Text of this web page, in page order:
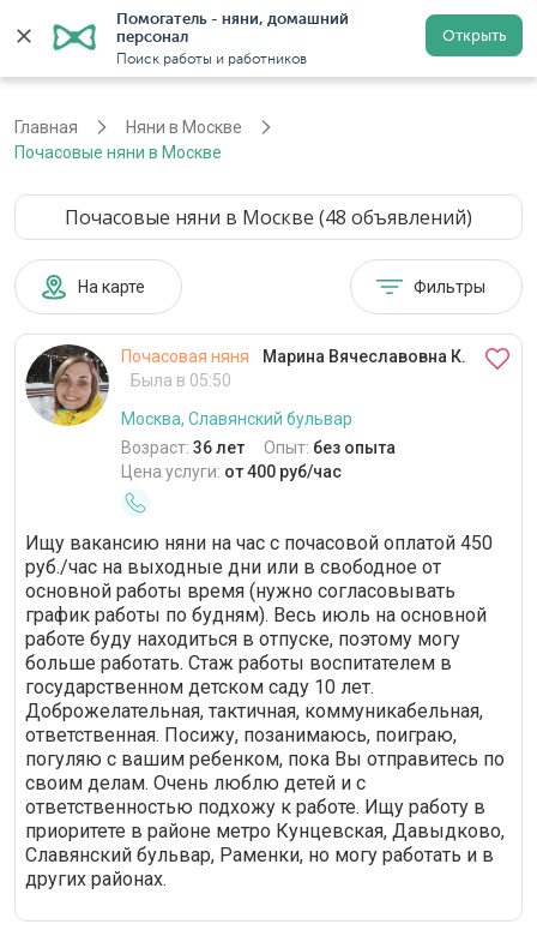
Помогатель - няни, домашний
персонал
Поиск работы и работников
Открыть
Регистрация
Главная
Няни в Москве
Почасовые няни в Москве
Почасовые няни в Москве (48 объявлений)
На карте Фильтры
Почасовая няня
Марина Вячеславовна К.
Была в 05:50
Москва, Славянский бульвар
Возраст: 36 лет Опыт: без опыта
Цена услуги: от 400 руб/час
Ищу вакансию няни на час с почасовой оплатой 450
руб./час на выходные дни или в свободное от
основной работы время (нужно согласовывать
график работы по будням). Весь июль на основной
работе буду находиться в отпуске, поэтому могу
больше работать. Стаж работы воспитателем в
государственном детском саду 10 лет.
Доброжелательная, тактичная, коммуникабельная,
ответственная. Посижу, позанимаюсь, поиграю,
погуляю с вашим ребенком, пока Вы отправитесь по
своим делам. Очень люблю детей и с
ответственностью подхожу к работе. Ищу работу в
приоритете в районе метро Кунцевская, Давыдково,
Славянский бульвар, Раменки, но могу работать и в
других районах.